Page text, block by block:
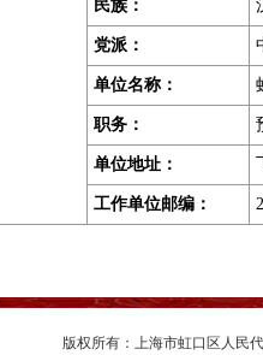
民族：
党派：
单位名称：
职务：
单位地址：
工作单位邮编：
版权所有：上海市虹口区人民